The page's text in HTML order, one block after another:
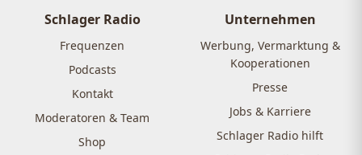
Schlager Radio
Frequenzen
Podcasts
Kontakt
Moderatoren & Team
Shop
Unternehmen
Werbung, Vermarktung &
Kooperationen
Presse
Jobs & Karriere
Schlager Radio hilft